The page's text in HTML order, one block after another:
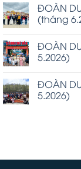
ĐOÀN
(tháng
ĐOÀN
5.2026)
ĐOÀN
5.2026)